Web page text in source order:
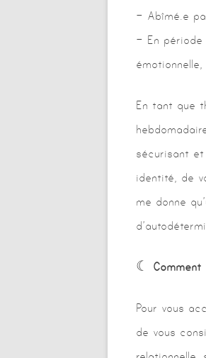
– Abîmé.e
– En
En tant que
sécurisant
identité, de
me donne
☾ Comment
Pour vous
de vous